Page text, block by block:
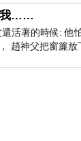
我……
活著的時候:
趙神父把窗簾放